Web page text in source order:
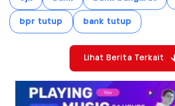
bpr tutup bank tutup
Lihat Berita Terkait